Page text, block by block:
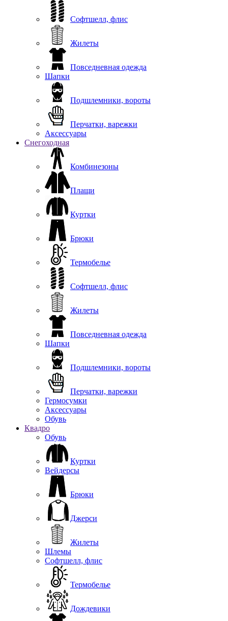
Софтшелл, флис
Жилеты
Повседневная одежда
Шапки
Подшлемники, вороты
Перчатки, варежки
Аксессуары
Снегоходная
Комбинезоны
Плащи
Куртки
Брюки
Термобелье
Софтшелл, флис
Жилеты
Повседневная одежда
Шапки
Подшлемники, вороты
Перчатки, варежки
Гермосумки
Аксессуары
Обувь
Квадро
Обувь
Куртки
Вейдерсы
Брюки
Джерси
Жилеты
Шлемы
Софтшелл, флис
Термобелье
Дождевики